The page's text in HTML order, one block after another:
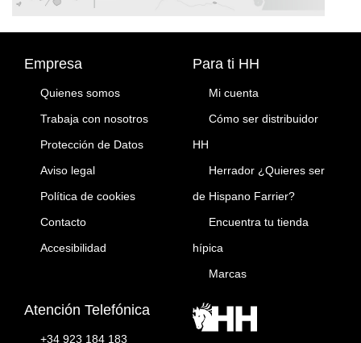
Empresa
Quienes somos
Trabaja con nosotros
Protección de Datos
Aviso legal
Política de cookies
Contacto
Accesibilidad
Para ti HH
Mi cuenta
Cómo ser distribuidor
HH
Herrador ¿Quieres ser
de Hispano Farrier?
Encuentra tu tienda
hípica
Marcas
Atención Telefónica
+34 923 184 183